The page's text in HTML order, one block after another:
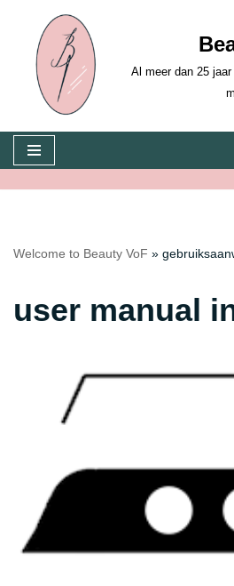
Skip
content
Al meer dan 25
Welcome to Beauty VoF »
user manual